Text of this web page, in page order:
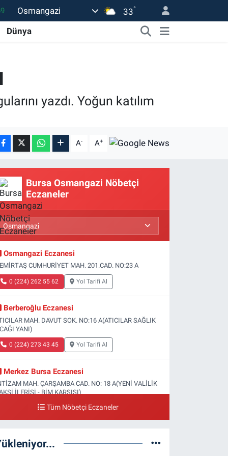
Osmangazi 33°
Dünya
yazdı. Yoğun katılım
A- A+
Bursa Osmangazi Nöbetçi
Eczaneler
Osmangazi Eczanesi
CUMHURİYET MAH. 201.CAD. NO:23 A
0 (224) 262 55 62 Yol Tarifi Al
Berberoğlu Eczanesi
MAH. DAVUT SOK. NO:16 A(ATICILAR SAĞLIK
YANI)
0 (224) 273 43 45 Yol Tarifi Al
Merkez Bursa Eczanesi
MAH. ÇARŞAMBA CAD. NO: 18 A(YENİ VALİLİK
İLERİSİ - BİM KARŞISI)
0 (224) 253 13 19 Yol Tarifi Al
MAH. DOĞAN CAD. NO:61(BEŞYOL ALTI - FATİH
Tüm Nöbetçi Eczaneler